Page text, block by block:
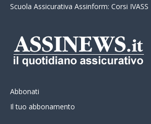
Scuola Assicurativa Assinform: Corsi IVASS
Abbonati
Il tuo abbonamento